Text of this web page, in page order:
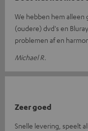
We hebben hem alleen
(oudere) dvd's en
problemen af en
Michael R.
Zeer goed
Snelle levering, speelt